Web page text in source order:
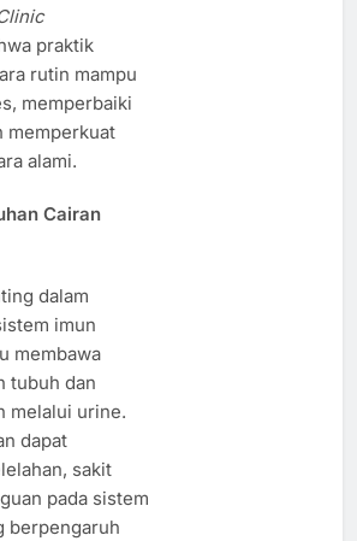
praktik
rutin mampu
memperbaiki
memperkuat
alami.
Cairan
dalam
imun
membawa
tubuh dan
melalui urine.
dapat
sakit
pada sistem
berpengaruh